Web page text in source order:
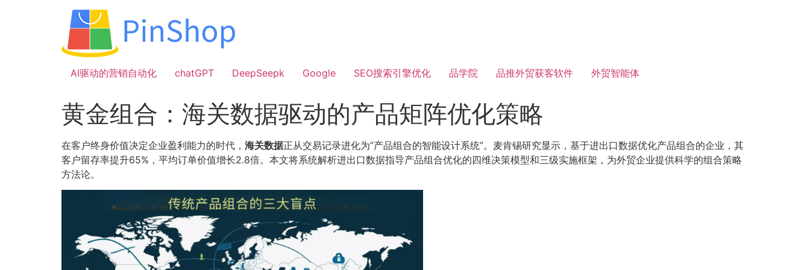
AI驱动的营销自动化
chatGPT DeepSeepk Google SEO搜索引擎优化 品学院 品推外贸获客软件 外贸智能体
黄金组合：海关数据驱动的产品矩阵优化策略
在客户终身价值决定企业盈利能力的时代， 海关数据正从交易记录进化为”产品组合的智能设计系统”。麦肯锡研究显示，基于进出口数据优化产品组合的企业，其
客户留存率提升65%，平均订单价值增长2.8倍。本文将系统解析进出口数据指导产品组合优化的四维决策模型和三级实施框架，为外贸企业提供科学的组合策略
方法论。